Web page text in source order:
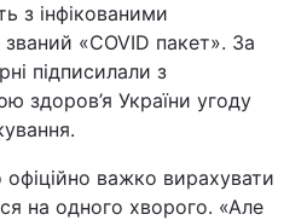
з інфікованими
«COVID пакет». За
підписилали з
здоров’я України угоду
важко вирахувати
на одного хворого. «Але